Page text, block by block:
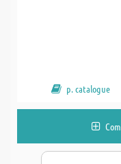
p. catalogue